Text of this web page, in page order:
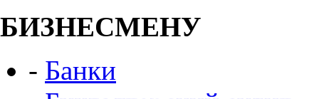
БИЗНЕСМЕНУ
- Банки